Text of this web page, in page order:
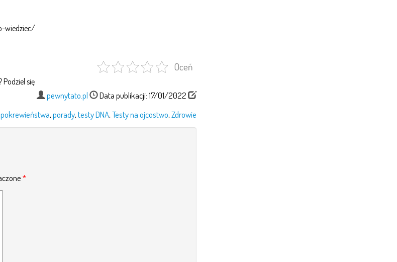
wiedziec/
Oceń
Podziel się
pewnytato.pl
Data publikacji: 17/01/2022
,porady,testy DNA,Testy na ojcostwo,Zdrowie
*